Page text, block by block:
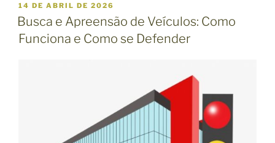
P
U
B
L
14 DE ABRIL DE 2026
Busca e Apreensão de Veículos: Como
Funciona e Como se Defender